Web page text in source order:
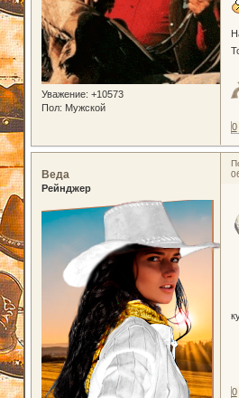
Уважение: +10573
Пол: Мужской
0
Веда
Рейнджер
0